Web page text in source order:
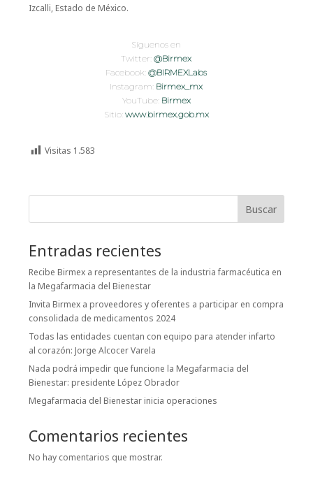
Izcalli, Estado de México.
Síguenos en
Twitter:@Birmex
Facebook:@BIRMEXLabs
Instagram: Birmex_mx
YouTube: Birmex
Sitio: www.birmex.gob.mx
Visitas 1.583
Buscar
Entradas recientes
Recibe Birmex a representantes de la industria farmacéutica en
la Megafarmacia del Bienestar
Invita Birmex a proveedores y oferentes a participar en compra
consolidada de medicamentos 2024
Todas las entidades cuentan con equipo para atender infarto
al corazón: Jorge Alcocer Varela
Nada podrá impedir que funcione la Megafarmacia del
Bienestar: presidente López Obrador
Megafarmacia del Bienestar inicia operaciones
Comentarios recientes
No hay comentarios que mostrar.